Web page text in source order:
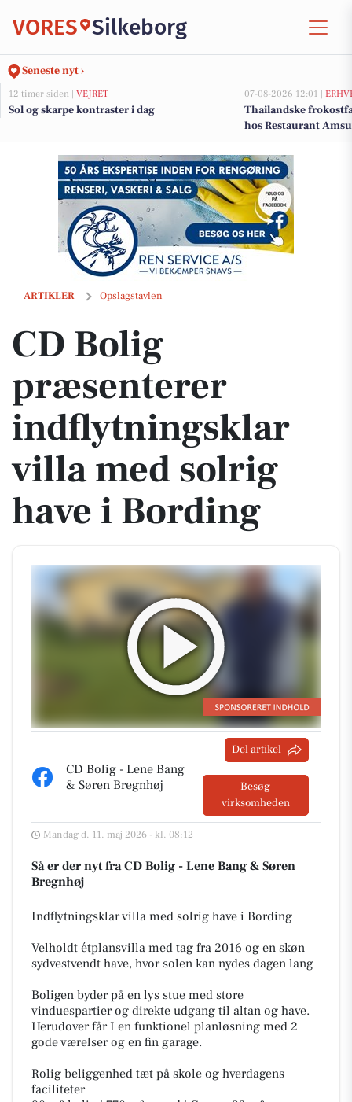
VORES Silkeborg
Seneste nyt ›
12 timer siden | VEJRET
Sol og skarpe kontraster i dag
07-08-2026 12:01 |
Thailandske
hos Restaurant
ARTIKLER Opslagstavlen
CD Bolig præsenterer indflytningsklar villa med solrig have i Bording
CD Bolig
præsenterer
indflytningsklar
villa med solrig
have i Bording
CD Bolig - Lene Bang
& Søren Bregnhøj
Del artikel
Besøg
virksomheden
Mandag d. 11. maj 2026 - kl. 08:12
Så er der nyt fra CD Bolig - Lene Bang & Søren
Bregnhøj
Indflytningsklar villa med solrig have i Bording
Velholdt étplansvilla med tag fra 2016 og en skøn
sydvestvendt have, hvor solen kan nydes dagen lang
Boligen byder på en lys stue med store
vinduespartier og direkte udgang til altan og have.
Herudover får I en funktionel planløsning med 2
gode værelser og en fin garage.
Rolig beliggenhed tæt på skole og hverdagens
faciliteter